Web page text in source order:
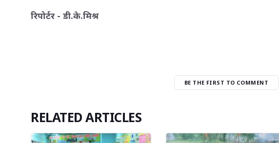
रिपोर्टर - डी.के.मिश्र
BE THE FIRST TO COMMENT
RELATED ARTICLES